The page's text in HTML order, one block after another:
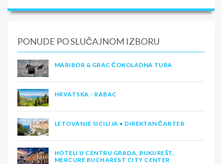
PONUDE PO SLUČAJNOM IZBORU
MARIBOR & GRAC ČOKOLADNA TURA
HRVATSKA - RABAC
LETOVANJE SICILIJA • DIREKTAN ČARTER
HOTELI U CENTRU GRADA, BUKUREŠT,
MERCURE BUCHAREST CITY CENTER